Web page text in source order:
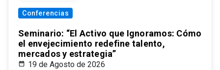
Conferencias
Seminario: “El Activo que Ignoramos: Cómo
el envejecimiento redefine talento,
mercados y estrategia”
19 de Agosto de 2026